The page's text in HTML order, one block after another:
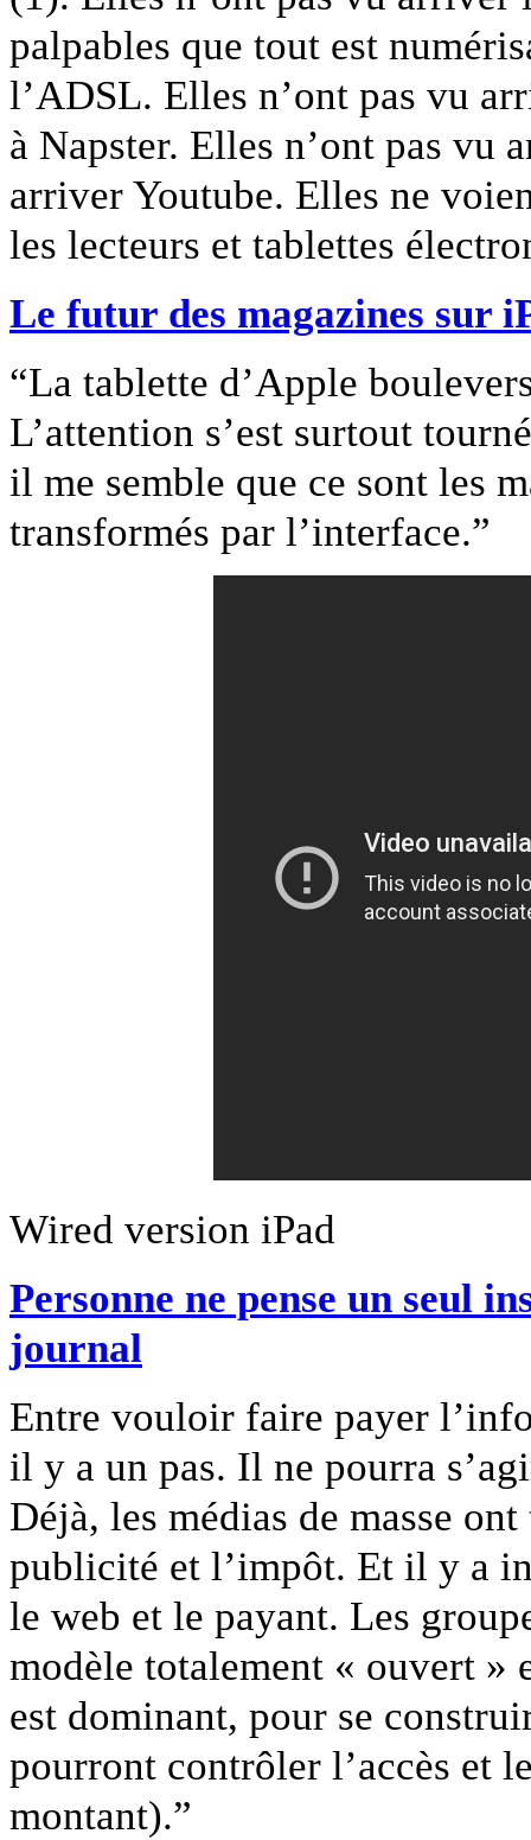
palpables que tout est
l’ADSL. Elles n’ont pas vu
à Napster. Elles n’ont pas vu
arriver Youtube. Elles ne
les lecteurs et tablettes
Le futur des magazines sur
“La tablette d’Apple
L’attention s’est surtout
il me semble que ce sont les
transformés par l’interface.”
Wired version iPad
Personne ne pense un seul
journal
Entre vouloir faire payer
il y a un pas. Il ne pourra
Déjà, les médias de masse
publicité et l’impôt. Et il y a
le web et le payant. Les
modèle totalement « ouvert
est dominant, pour se
pourront contrôler l’accès et
montant).”